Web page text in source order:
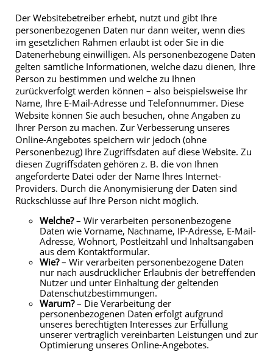
Der Websitebetreiber erhebt, nutzt und gibt Ihre
personenbezogenen Daten nur dann weiter, wenn dies
im gesetzlichen Rahmen erlaubt ist oder Sie in die
Datenerhebung einwilligen. Als personenbezogene Daten
gelten sämtliche Informationen, welche dazu dienen, Ihre
Person zu bestimmen und welche zu Ihnen
zurückverfolgt werden können – also beispielsweise Ihr
Name, Ihre E-Mail-Adresse und Telefonnummer. Diese
Website können Sie auch besuchen, ohne Angaben zu
Ihrer Person zu machen. Zur Verbesserung unseres
Online-Angebotes speichern wir jedoch (ohne
Personenbezug) Ihre Zugriffsdaten auf diese Website. Zu
diesen Zugriffsdaten gehören z. B. die von Ihnen
angeforderte Datei oder der Name Ihres Internet-
Providers. Durch die Anonymisierung der Daten sind
Rückschlüsse auf Ihre Person nicht möglich.
Welche?– Wir verarbeiten personenbezogene
Daten wie Vorname, Nachname, IP-Adresse, E-Mail-
Adresse, Wohnort, Postleitzahl und Inhaltsangaben
aus dem Kontaktformular.
Wie?– Wir verarbeiten personenbezogene Daten
nur nach ausdrücklicher Erlaubnis der betreffenden
Nutzer und unter Einhaltung der geltenden
Datenschutzbestimmungen.
Warum?– Die Verarbeitung der
personenbezogenen Daten erfolgt aufgrund
unseres berechtigten Interesses zur Erfüllung
unserer vertraglich vereinbarten Leistungen und zur
Optimierung unseres Online-Angebotes.